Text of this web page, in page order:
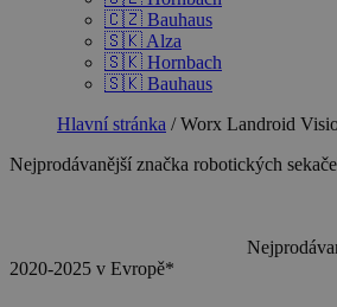
🇨🇿 Bauhaus
🇸🇰 Alza
🇸🇰 Hornbach
🇸🇰 Bauhaus
Hlavní stránka /Worx Landroid
Nejprodávanější značka robotických
2020-2025 v Evropě*